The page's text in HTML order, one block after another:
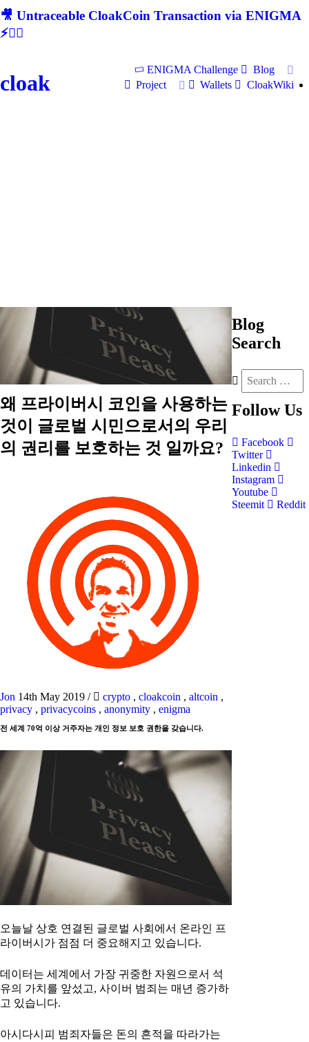
🎥 Untraceable CloakCoin Transaction via ENIGMA
⚡🕵‍♂
cloak
ENIGMA Challenge
Blog
Project
Wallets CloakWiki
왜 프라이버시 코인을 사용하는
것이 글로벌 시민으로서의 우리
의 권리를 보호하는 것 일까요?
Jon 14th May 2019 / crypto , cloakcoin , altcoin ,
privacy , privacycoins , anonymity , enigma
전 세계 70억 이상 거주자는 개인 정보 보호 권한을 갖습니다.
오늘날 상호 연결된 글로벌 사회에서 온라인 프
라이버시가 점점 더 중요해지고 있습니다.
데이터는 세계에서 가장 귀중한 자원으로서 석
유의 가치를 앞섰고, 사이버 범죄는 매년 증가하
고 있습니다.
아시다시피 범죄자들은 돈의 흔적을 따라가는
Blog
Search
Follow Us
Facebook
Twitter
Linkedin
Instagram
Youtube
Steemit
Reddit